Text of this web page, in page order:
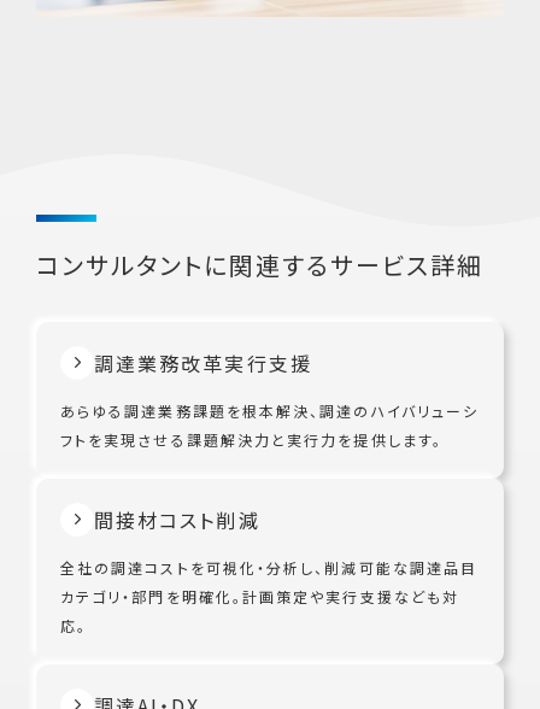
コンサルタントに関連するサービス詳細
調達業務改革実行支援
あらゆる調達業務課題を根本解決、調達のハイバリューシ
フトを実現させる課題解決力と実行力を提供します。
間接材コスト削減
全社の調達コストを可視化・分析し、削減可能な調達品目
カテゴリ・部門を明確化。計画策定や実行支援なども対
応。